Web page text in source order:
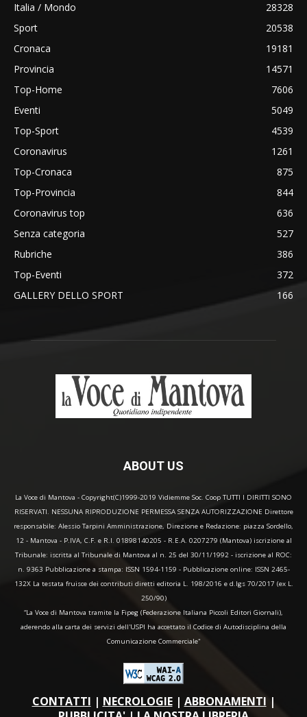
Italia / Mondo
28328
Sport
20538
Cronaca
19181
Provincia
14571
Top-Home
7606
Eventi
5049
Top-Sport
4539
Coronavirus
1261
Top-Cronaca
875
Top-Provincia
844
Coronavirus top
636
Senza categoria
527
Rubriche
386
Top-Eventi
372
GALLERY DELLO SPORT
166
ABOUT US
La Voce di Mantova - Copyright(C)1999-2019 Vidiemme Soc. Coop TUTTI I DIRITTI SONO
RISERVATI. NESSUNA RIPRODUZIONE PERMESSA SENZA AUTORIZZAZIONE Direttore
responsabile: Alessio Tarpini Amministrazione, Direzione e Redazione: piazza Sordello,
12 - Mantova - P.IVA, C.F. e R.I. 01898140205 - R.E.A. 0207279 (Mantova) iscrizione al
Tribunale: iscritta al Tribunale di Mantova al n. 25 del 30/11/1992 - iscrizione al ROC:
n. 9363 Pubblicazione a stampa: ISSN 1594-1159 - Pubblicazione online: ISSN 2465-
132X La testata fruisce dei contributi diretti editoria L. 198/2016 e d.lgs 70/2017 (ex L.
250/90)
“La Voce di Mantova tramite la Fipeg (Federazione Italiana Piccoli Editori Giornali),
aderendo alla carta dei servizi dell'USPI ha accettato il Codice di Autodisciplina della
Comunicazione Commerciale"
CONTATTI | NECROLOGIE| ABBONAMENTI |